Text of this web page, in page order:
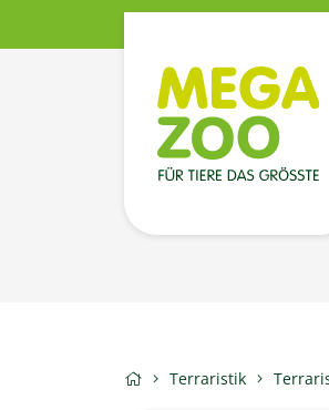
Terraristik